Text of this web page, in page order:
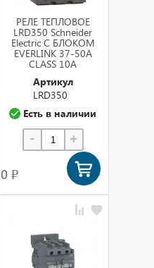
РЕЛЕ ТЕПЛОВОЕ
LRD350 Schneider
Electric С БЛОКОМ
EVERLINK 37-50A
CLASS 10A
Артикул
LRD350
Есть в наличии
- +
0 ₽